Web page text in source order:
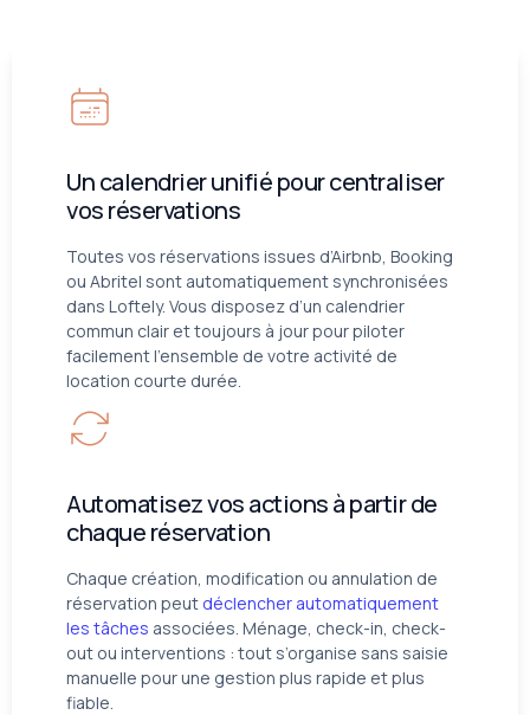
Un calendrier unifié pour centraliser
vos réservations
Toutes vos réservations issues d’Airbnb, Booking
ou Abritel sont automatiquement synchronisées
dans Loftely. Vous disposez d’un calendrier
commun clair et toujours à jour pour piloter
facilement l’ensemble de votre activité de
location courte durée.
Automatisez vos actions à partir de
chaque réservation
Chaque création, modification ou annulation de
réservation peut déclencher automatiquement
les tâches associées. Ménage, check-in, check-
out ou interventions : tout s’organise sans saisie
manuelle pour une gestion plus rapide et plus
fiable.